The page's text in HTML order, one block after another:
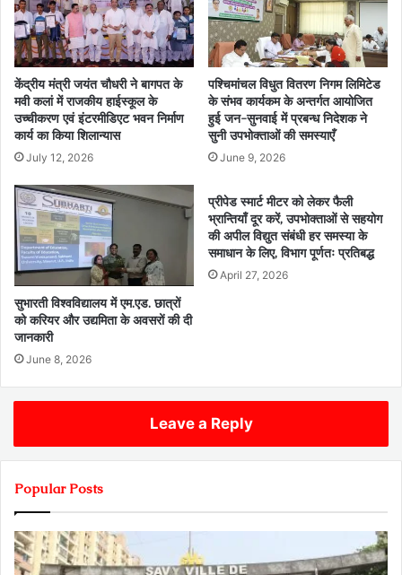
केंद्रीय मंत्री जयंत चौधरी ने बागपत के
मवी कलां में राजकीय हाईस्कूल के
उच्चीकरण एवं इंटरमीडिएट भवन निर्माण
कार्य का किया शिलान्यास
July 12, 2026
पश्चिमांचल विधुत वितरण निगम लिमिटेड
के संभव कार्यकम के अन्तर्गत आयोजित
हुई जन-सुनवाई में प्रबन्ध निदेशक ने
सुनी उपभोक्ताओं की समस्याएँ
June 9, 2026
सुभारती विश्वविद्यालय में एम.एड. छात्रों
को करियर और उद्यमिता के अवसरों की दी
जानकारी
June 8, 2026
प्रीपेड स्मार्ट मीटर को लेकर फैली
भ्रान्तियाँ दूर करें, उपभोक्ताओं से सहयोग
की अपील विद्युत संबंधी हर समस्या के
समाधान के लिए, विभाग पूर्णतः प्रतिबद्ध
April 27, 2026
Leave a Reply
Popular Posts